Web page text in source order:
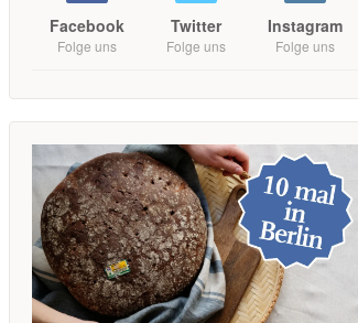
Facebook
Folge uns
Twitter
Folge uns
Instagram
Folge uns